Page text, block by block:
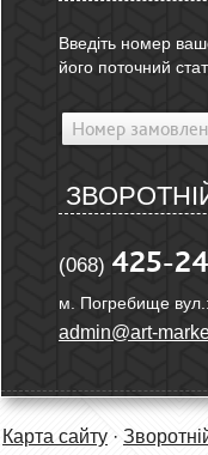
Введіть номер
його поточний
(068) 425-
м. Погребище
admin@art-
Карта сайту ·